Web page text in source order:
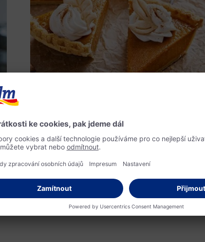
Zahajte dýňovou sezónu skvělým receptem na dýňový koláč,
okouzlí svou jedinečně sladkou a bohatou chutí.